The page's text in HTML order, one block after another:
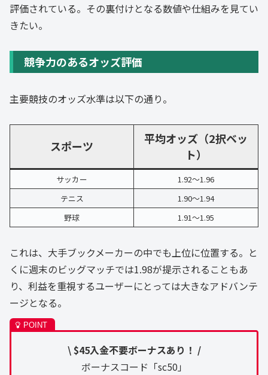
評価されている。その裏付けとなる数値や仕組みを見てい
きたい。
競争力のあるオッズ評価
主要競技のオッズ水準は以下の通り。
スポーツ
平均オッズ（2択ベッ
ト）
サッカー
1.92〜1.96
テニス
1.90〜1.94
野球
1.91〜1.95
これは、大手ブックメーカーの中でも上位に位置する。と
くに週末のビッグマッチでは1.98が提示されることもあ
り、利益を重視するユーザーにとっては大きなアドバンテ
ージとなる。
\ $45入金不要ボーナスあり！ /
ボーナスコード「sc50」